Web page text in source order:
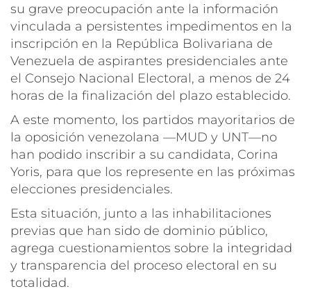
su grave preocupación ante la información
vinculada a persistentes impedimentos en la
inscripción en la República Bolivariana de
Venezuela de aspirantes presidenciales ante
el Consejo Nacional Electoral, a menos de 24
horas de la finalización del plazo establecido.
A este momento, los partidos mayoritarios de
la oposición venezolana —MUD y UNT—no
han podido inscribir a su candidata, Corina
Yoris, para que los represente en las próximas
elecciones presidenciales.
Esta situación, junto a las inhabilitaciones
previas que han sido de dominio público,
agrega cuestionamientos sobre la integridad
y transparencia del proceso electoral en su
totalidad.